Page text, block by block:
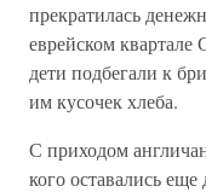
прекратилась
еврейском квартале
дети подбегали к
им кусочек хлеба.
С приходом
кого оставались